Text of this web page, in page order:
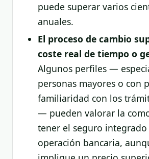
puede superar varios
anuales.
El proceso de cambio
coste real de tiempo o
Algunos perfiles —
personas mayores o con
familiaridad con los
— pueden valorar la
tener el seguro integrado
operación bancaria,